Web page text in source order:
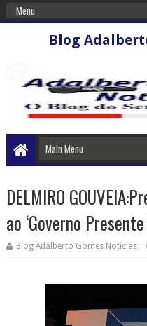
Blog
DELMIRO
ao ‘Governo
Blog Adalberto Gomes Noticias